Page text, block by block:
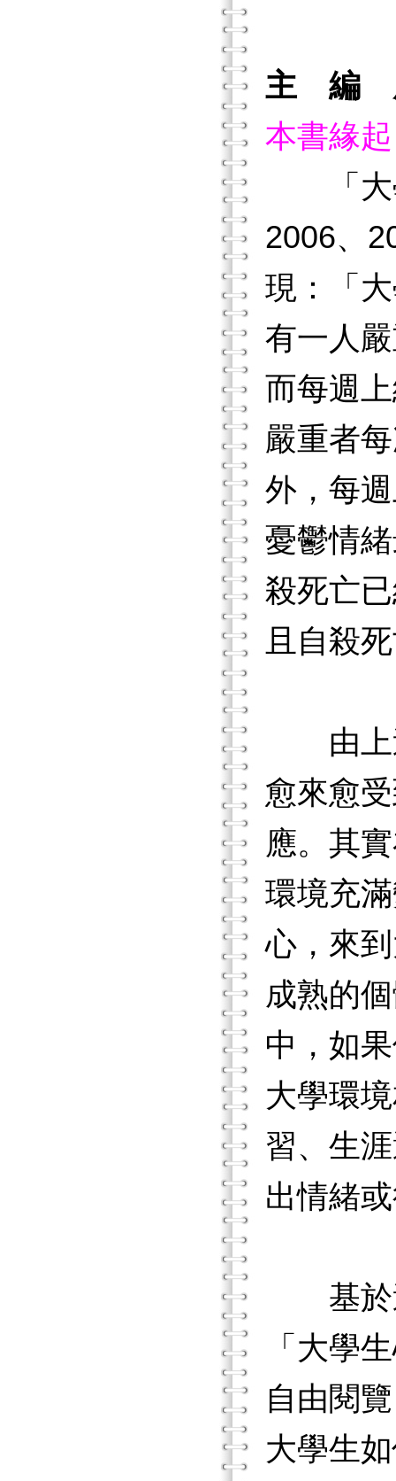
主 編
本書緣起
「
2006、
現：「
有一人
而每週
嚴重者
外，每
憂鬱情
殺死亡
且自殺
由上述
愈來愈
應。其
環境充
心，來
成熟的
中，如
大學環
習、生
出情緒
基於這
「大學
自由閱
大學生